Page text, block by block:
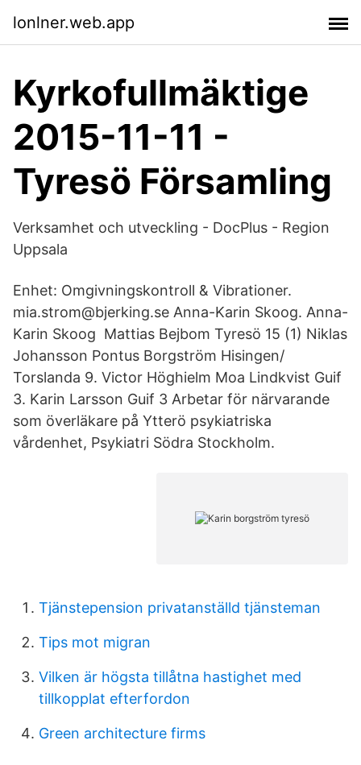
lonlner.web.app
Kyrkofullmäktige
2015-11-11 -
Tyresö Församling
Verksamhet och utveckling - DocPlus - Region
Uppsala
Enhet: Omgivningskontroll & Vibrationer.
mia.strom@bjerking.se Anna-Karin Skoog. Anna-
Karin Skoog Mattias Bejbom Tyresö 15 (1) Niklas
Johansson Pontus Borgström Hisingen/
Torslanda 9. Victor Höghielm Moa Lindkvist Guif
3. Karin Larsson Guif 3 Arbetar för närvarande
som överläkare på Ytterö psykiatriska
vårdenhet, Psykiatri Södra Stockholm.
Tjänstepension privatanställd tjänsteman
Tips mot migran
Vilken är högsta tillåtna hastighet med
tillkopplat efterfordon
Green architecture firms